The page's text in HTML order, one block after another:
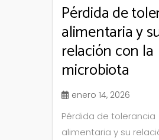
Pérdida de
alimentaria y
relación con la
microbiota
enero 14, 2026
Pérdida de tolerancia
alimentaria y su